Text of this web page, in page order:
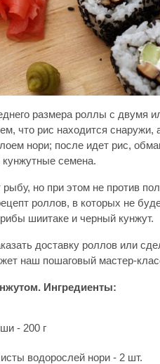
размера роллы с двумя
что рис находится
нори; после идет рис,
семена.
но при этом не против
роллов, в которых не
шиитаке и черный кунжут.
доставку роллов или
наш пошаговый мастер-
Ингредиенты:
- 200 г
водорослей нори - 2 шт.